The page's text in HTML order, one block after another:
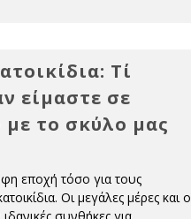
Τί
είμαστε σε
το σκύλο μας
εποχή τόσο για τους
Οι μεγάλες μέρες και ο